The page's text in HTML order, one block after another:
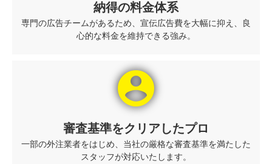
納得の料金体系
専門の広告チームがあるため、宣伝広告費を大幅に抑え、良
心的な料金を維持できる強み。
account_circle
審査基準をクリアしたプロ
一部の外注業者をはじめ、当社の厳格な審査基準を満たした
スタッフが対応いたします。